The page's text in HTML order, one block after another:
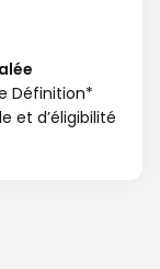
Définition*
et d’éligibilité